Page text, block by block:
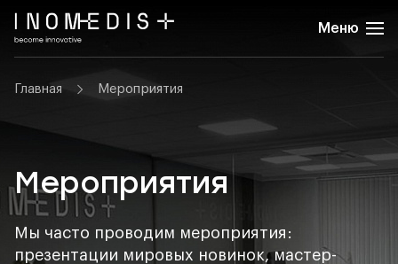
Меню
Главная Мероприятия
Мероприятия
Мы часто проводим мероприятия:
презентации мировых новинок, мастер-